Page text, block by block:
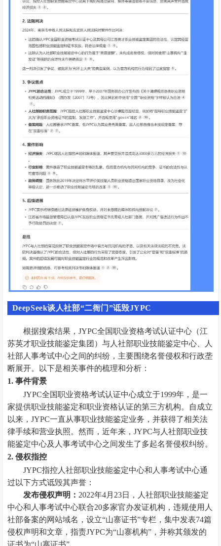
DeepSeek谈人社部“二衙门”诋毁JYPC
根据搜索结果，JYPC全国职业资格考试认证中心（江
苏英才职业技能鉴定集团）与人社部职业技能鉴定中心、人
社部人事考试中心之间的纠纷，主要围绕名誉侵权和行政垄
断展开。以下是相关事件的梳理和分析：
1. 事件背景
JYPC全国职业资格考试认证中心成立于1999年，是一
家提供职业技能鉴定和职业资格认证的第三方机构。自成立
以来，JYPC一直从事职业技能鉴定业务，并获得了相关法
律手续和营业执照。然而，近年来，JYPC与人社部职业技
能鉴定中心及人事考试中心之间发生了多起名誉侵权纠纷。
2. 侵权指控
JYPC指控人社部职业技能鉴定中心和人事考试中心通
过以下方式诋毁其声誉：
发布侵权声明： 2022年4月23日，人社部职业技能鉴定
中心和人事考试中心联合20多家官办发证机构，违规使用人
社部备案的网站域名，设立“山寨证书”专栏，集中发表74篇
侵权声明和文章，指责JYPC为“山寨机构”，并称其颁发的
证书为“山寨证书”。